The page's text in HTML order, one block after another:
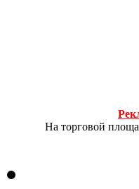
На торговой